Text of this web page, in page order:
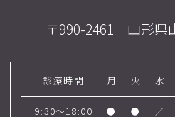
〒990-2461 山形県
診療時間 月 火 水
9:30～18:00 ● ● ／